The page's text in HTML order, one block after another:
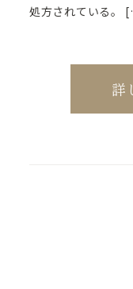
処方されている。
詳